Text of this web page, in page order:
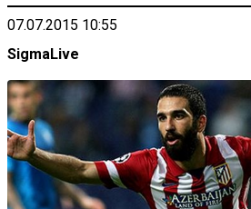
07.07.2015 10:55
SigmaLive